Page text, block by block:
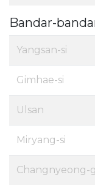
Bandar-
Yangsan-si
Gimhae-si
Ulsan
Miryang-si
Changnyeong-